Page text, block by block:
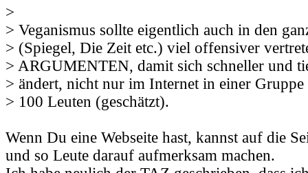
>
> Veganismus sollte eigentlich auch in den
> (Spiegel, Die Zeit etc.) viel offensiver
> ARGUMENTEN, damit sich schneller und
> ändert, nicht nur im Internet in einer
> 100 Leuten (geschätzt).
Wenn Du eine Webseite hast, kannst auf die
und so Leute darauf aufmerksam machen.